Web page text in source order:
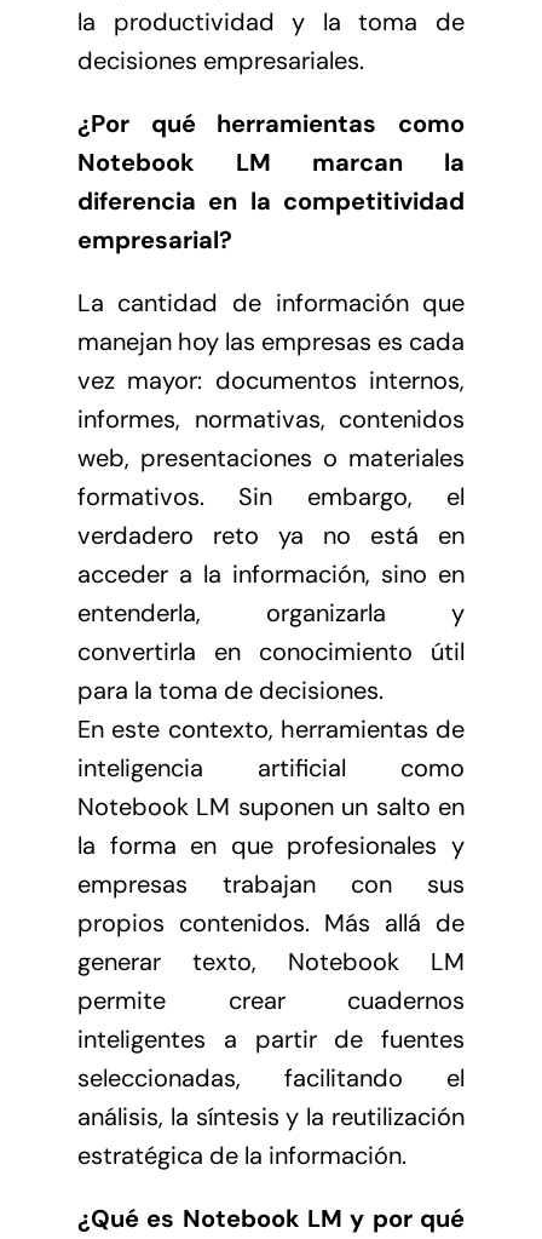
la productividad y la toma de
decisiones empresariales.
¿Por qué herramientas como
Notebook LM marcan la
diferencia en la competitividad
empresarial?
La cantidad de información que
manejan hoy las empresas es cada
vez mayor: documentos internos,
informes, normativas, contenidos
web, presentaciones o materiales
formativos. Sin embargo, el
verdadero reto ya no está en
acceder a la información, sino en
entenderla, organizarla y
convertirla en conocimiento útil
para la toma de decisiones.
En este contexto, herramientas de
inteligencia artificial como
Notebook LM suponen un salto en
la forma en que profesionales y
empresas trabajan con sus
propios contenidos. Más allá de
generar texto, Notebook LM
permite crear cuadernos
inteligentes a partir de fuentes
seleccionadas, facilitando el
análisis, la síntesis y la reutilización
estratégica de la información.
¿Qué es Notebook LM y por qué